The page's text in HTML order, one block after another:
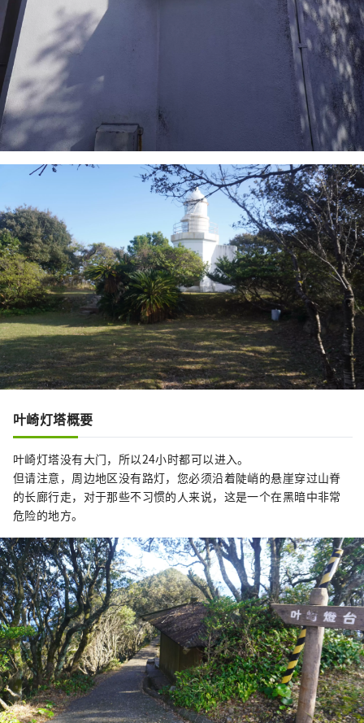
叶崎灯塔概要
叶崎灯塔没有大门，所以24小时都可以进入。
但请注意，周边地区没有路灯，您必须沿着陡峭的悬崖穿过山脊
的长廊行走，对于那些不习惯的人来说，这是一个在黑暗中非常
危险的地方。